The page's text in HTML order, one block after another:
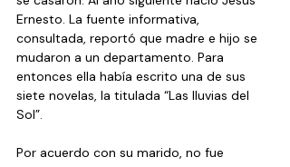
Ernesto. La fuente informativa,
consultada, reportó que madre e hijo se
mudaron a un departamento. Para
entonces ella había escrito una de sus
siete novelas, la titulada “Las lluvias del
Sol”.
Por acuerdo con su marido, no fue